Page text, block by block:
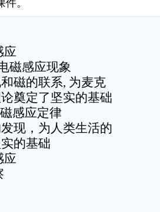
。
应
磁感应现象
磁的联系, 为麦克
奠定了坚实的基础
感应定律
现，为人类生活的
的基础
应